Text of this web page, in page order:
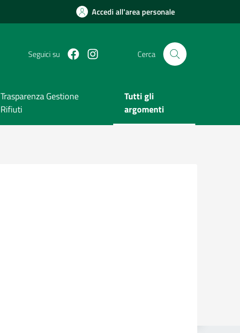
Accedi all'area personale
Seguici su FacebookInstagram Cerca
Trasparenza Gestione
Rifiuti
Tutti gli
argomenti